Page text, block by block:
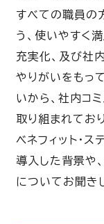
すべての職員の
う、使いやすく
充実化、及び社
やりがいをもっ
いから、社内コ
取り組まれており
ベネフィット・ス
導入した背景や
についてお聞き